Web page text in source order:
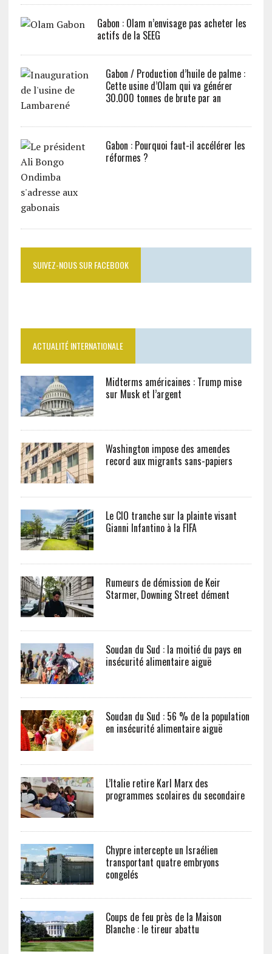
Gabon : Olam n’envisage pas acheter les
actifs de la SEEG
Gabon / Production d’huile de palme :
Cette usine d’Olam qui va générer
30.000 tonnes de brute par an
Gabon : Pourquoi faut-il accélérer les
réformes ?
SUIVEZ-NOUS SUR FACEBOOK
ACTUALITÉ INTERNATIONALE
Midterms américaines : Trump mise
sur Musk et l’argent
Washington impose des amendes
record aux migrants sans-papiers
Le CIO tranche sur la plainte visant
Gianni Infantino à la FIFA
Rumeurs de démission de Keir
Starmer, Downing Street dément
Soudan du Sud : la moitié du pays en
insécurité alimentaire aiguë
Soudan du Sud : 56 % de la population
en insécurité alimentaire aiguë
L’Italie retire Karl Marx des
programmes scolaires du secondaire
Chypre intercepte un Israélien
transportant quatre embryons
congelés
Coups de feu près de la Maison
Blanche : le tireur abattu